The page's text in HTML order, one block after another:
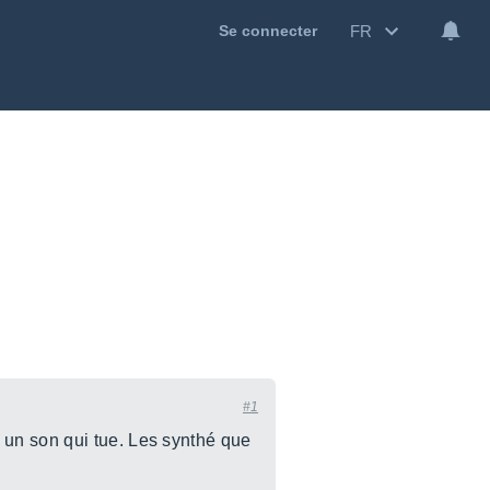
Se connecter FR
#1
son qui tue. Les synthé que